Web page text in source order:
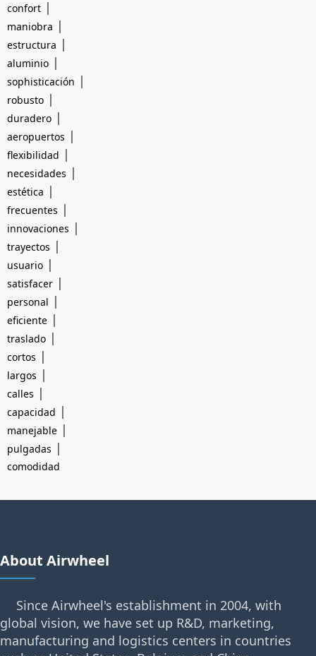
confort |
maniobra |
estructura |
aluminio |
sophisticación |
robusto |
duradero |
aeropuertos |
flexibilidad |
necesidades |
estética |
frecuentes |
innovaciones |
trayectos |
usuario |
satisfacer |
personal |
eficiente |
traslado |
cortos |
largos |
calles |
capacidad |
manejable |
pulgadas |
comodidad
About Airwheel
Since Airwheel's establishment in 2004, with
global vision, we have set up R&D, marketing,
manufacturing and logistics centers in countries